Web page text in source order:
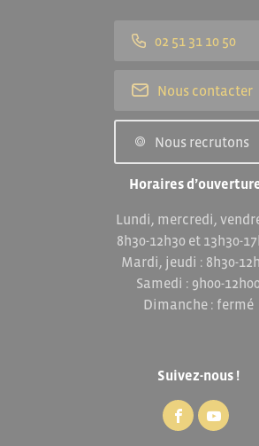
02 51 31 10 50
Nous contacter
Nous recrutons
Horaires
Lundi, mercredi,
8h30-12h30 et 13h30-
Mardi, jeudi : 8h30-
Samedi : 9h00-
Dimanche : fermé
Suivez-nous !